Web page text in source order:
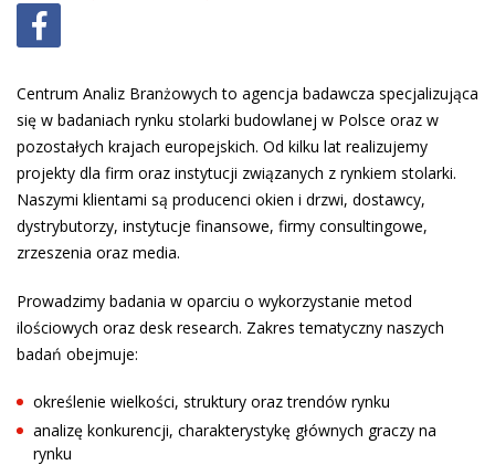
Centrum Analiz Branżowych to agencja badawcza specjalizująca
się w badaniach rynku stolarki budowlanej w Polsce oraz w
pozostałych krajach europejskich. Od kilku lat realizujemy
projekty dla firm oraz instytucji związanych z rynkiem stolarki.
Naszymi klientami są producenci okien i drzwi, dostawcy,
dystrybutorzy, instytucje finansowe, firmy consultingowe,
zrzeszenia oraz media.
Prowadzimy badania w oparciu o wykorzystanie metod
ilościowych oraz desk research. Zakres tematyczny naszych
badań obejmuje:
określenie wielkości, struktury oraz trendów rynku
analizę konkurencji, charakterystykę głównych graczy na
rynku